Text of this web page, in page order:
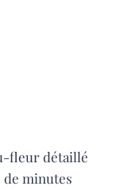
fleur détaillé
de minutes